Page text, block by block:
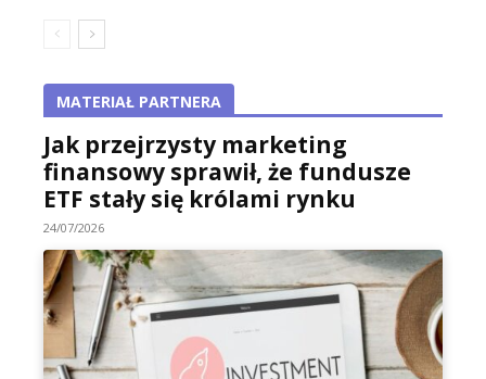
MATERIAŁ PARTNERA
Jak przejrzysty marketing
finansowy sprawił, że fundusze
ETF stały się królami rynku
24/07/2026